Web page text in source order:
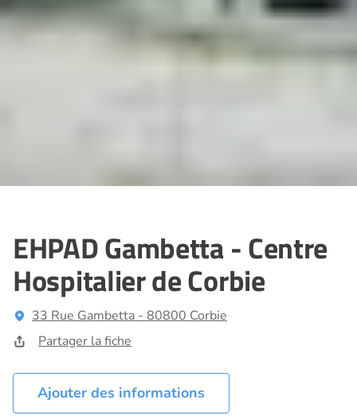
EHPAD Gambetta - Centre
Hospitalier de Corbie
33 Rue Gambetta - 80800 Corbie
Partager la fiche
Ajouter des informations